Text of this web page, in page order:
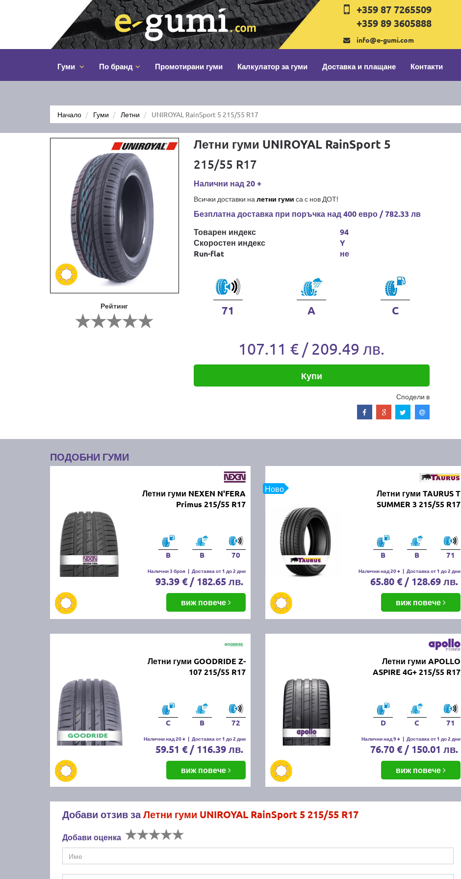
+359 87 7265509
+359 89 3605888
info@e-gumi.com
Гуми По бранд Промотирани гуми Калкулатор за гуми Доставка и плащане Контакти
Начало Гуми Летни UNIROYAL RainSport 5 215/55 R17
Рейтинг
Летни гуми UNIROYAL RainSport 5
215/55 R17
Налични над 20 +
Всички доставки на летни гуми са с нов ДОТ!
Безплатна доставка при поръчка над 400 евро / 782.33 лв
Товарен индекс
Скоростен индекс
Run-flat
94
Y
не
71 A C
107.11 € / 209.49 лв.
Купи
Сподели в
ПОДОБНИ ГУМИ
Летни гуми NEXEN N'FERA
Primus 215/55 R17
B B 70
Налични 3 броя | Доставка от 1 до 2 дни
93.39 € / 182.65 лв.
виж повече
Ново
Летни гуми TAURUS T
SUMMER 3 215/55 R17
B B 71
Налични над 20 + | Доставка от 1 до 2 дни
65.80 € / 128.69 лв.
виж повече
Летни гуми GOODRIDE Z-
107 215/55 R17
C B 72
Налични над 20 + | Доставка от 1 до 2 дни
59.51 € / 116.39 лв.
виж повече
Летни гуми APOLLO
ASPIRE 4G+ 215/55 R17
D C 71
Налични над 9 + | Доставка от 1 до 2 дни
76.70 € / 150.01 лв.
виж повече
Добави отзив заЛетни гуми UNIROYAL RainSport 5 215/55 R17
Добави оценка